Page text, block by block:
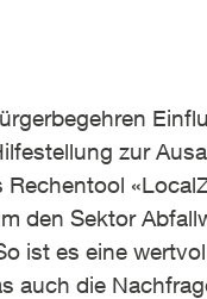
zur
den Sektor
ist es eine
auch die